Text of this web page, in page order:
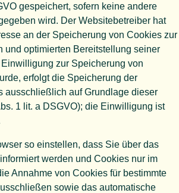
gespeichert, sofern keine andere
wird. Der Websitebetreiber hat
an der Speicherung von Cookies zur
und optimierten Bereitstellung seiner
zur Speicherung von
erfolgt die Speicherung der
ausschließlich auf Grundlage dieser
1 lit. a DSGVO); die Einwilligung ist
so einstellen, dass Sie über das
werden und Cookies nur im
Annahme von Cookies für bestimmte
sowie das automatische